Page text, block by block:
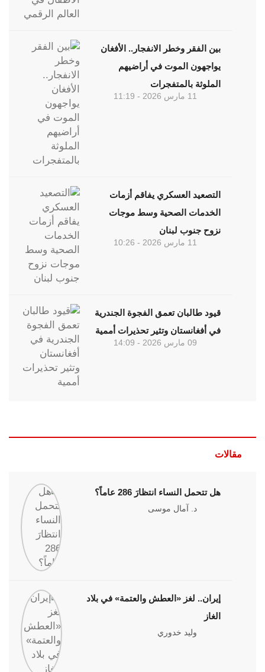
بين الفقر وخطر الانفجار.. الأفغان
يواجهون الموت في أراضيهم
الملوثة بالمتفجرات
11 مارس 2026 - 11:19
التصعيد العسكري يفاقم أزمات
الخدمات الصحية وسط موجات
نزوح جنوب لبنان
11 مارس 2026 - 10:26
قيود طالبان تعمق الفجوة الجندرية
في أفغانستان وتثير تحذيرات أممية
09 مارس 2026 - 14:09
مقالات
هل تتحمل النساء انتظارَ 286 عاماً؟
د. آمال موسى
إيران.. لغز «العطش والعتمة» في بلاد
الغاز
وليد خدوري